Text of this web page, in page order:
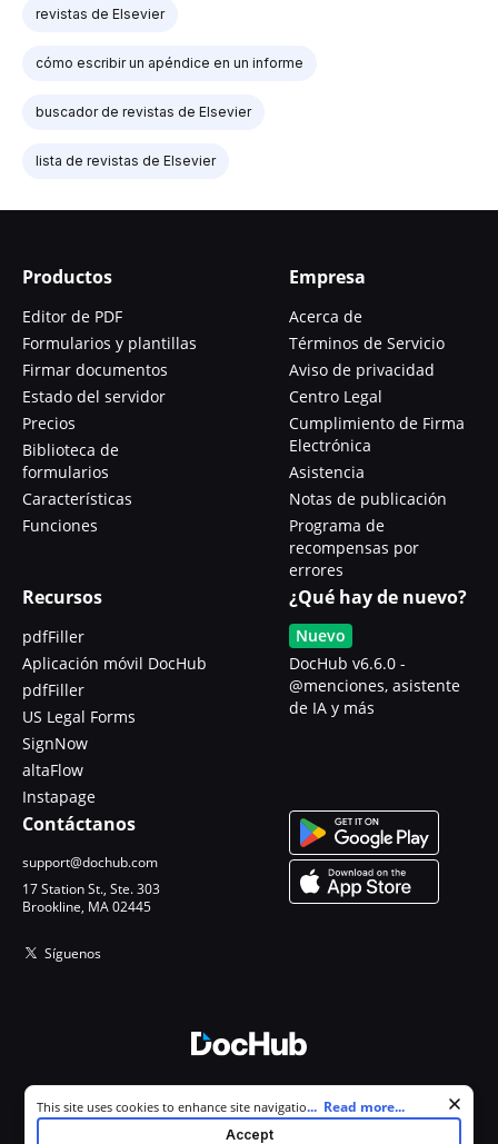
revistas de Elsevier
cómo escribir un apéndice en un informe
buscador de revistas de Elsevier
lista de revistas de Elsevier
Productos
Editor de PDF
Formularios y plantillas
Firmar documentos
Estado del servidor
Precios
Biblioteca de
formularios
Características
Funciones
Empresa
Acerca de
Términos de Servicio
Aviso de privacidad
Centro Legal
Cumplimiento de Firma
Electrónica
Asistencia
Notas de publicación
Programa de
recompensas por
errores
Recursos
pdfFiller
Aplicación móvil DocHub
pdfFiller
US Legal Forms
SignNow
altaFlow
Instapage
¿Qué hay de nuevo?
Nuevo
DocHub v6.6.0 -
@menciones, asistente
de IA y más
Contáctanos
support@dochub.com
17 Station St., Ste. 303
Brookline, MA 02445
Síguenos
Todos los derechos reservados.
Cookie consent notice
This site uses cookies to enhance site navigation and personalize
your experience. By using this site you agree to our use of cookies as
... Read more...
Accept